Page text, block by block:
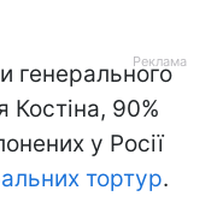
генерального
Костіна, 90%
у Росії
тортур.